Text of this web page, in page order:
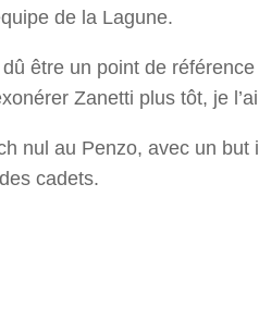
de la Lagune.
être un point de référence
Zanetti plus tôt, je
nul au Penzo, avec un but
cadets.